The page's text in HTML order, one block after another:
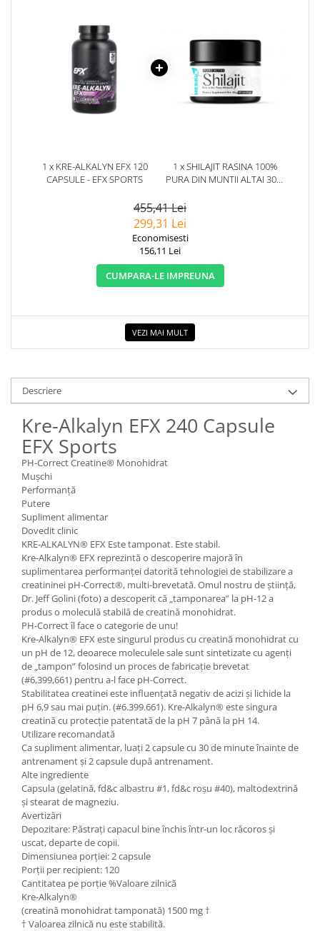
1 x KRE-ALKALYN EFX 120
CAPSULE - EFX SPORTS
1 x SHILAJIT RASINA 100%
PURA DIN MUNTII ALTAI 30G.
455,41 Lei
299,31 Lei
Economisesti
156,11 Lei
CUMPARA-LE IMPREUNA
VEZI MAI MULT
Descriere
Kre-Alkalyn EFX 240 Capsule
EFX Sports
PH-Correct Creatine® Monohidrat
Muşchi
Performanţă
Putere
Supliment alimentar
Dovedit clinic
KRE-ALKALYN® EFX Este tamponat. Este stabil.
Kre-Alkalyn® EFX reprezintă o descoperire majoră în
suplimentarea performanței datorită tehnologiei de stabilizare a
creatininei pH-Correct®, multi-brevetată. Omul nostru de știință,
Dr. Jeff Golini (foto) a descoperit că „tamponarea” la pH-12 a
produs o moleculă stabilă de creatină monohidrat.
PH-Correct îl face o categorie de unu!
Kre-Alkalyn® EFX este singurul produs cu creatină monohidrat cu
un pH de 12, deoarece moleculele sale sunt sintetizate cu agenți
de „tampon” folosind un proces de fabricație brevetat
(#6,399,661) pentru a-l face pH-Correct.
Stabilitatea creatinei este influențată negativ de acizi și lichide la
pH 6,9 sau mai puțin. (#6.399.661). Kre-Alkalyn® este singura
creatină cu protecție patentată de la pH 7 până la pH 14.
Utilizare recomandată
Ca supliment alimentar, luați 2 capsule cu 30 de minute înainte de
antrenament și 2 capsule după antrenament.
Alte ingrediente
Capsula (gelatină, fd&c albastru #1, fd&c roșu #40), maltodextrină
și stearat de magneziu.
Avertizări
Depozitare: Păstrați capacul bine închis într-un loc răcoros și
uscat, departe de copii.
Dimensiunea porției: 2 capsule
Porții per recipient: 120
Cantitatea pe porție %Valoare zilnică
Kre-Alkalyn®
(creatină monohidrat tamponată) 1500 mg †
† Valoarea zilnică nu este stabilită.